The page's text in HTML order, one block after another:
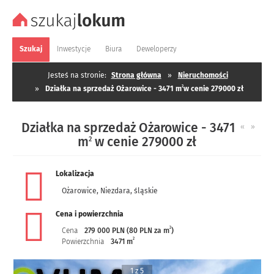
Szukaj Inwestycje Biura Deweloperzy
Jesteś na stronie: Strona główna »
Nieruchomości
»
Działka na sprzedaż Ożarowice - 3471 m2w cenie 279000 zł
« »
Działka na sprzedaż Ożarowice - 3471
m2 w cenie 279000 zł
Lokalizacja
Ożarowice, Niezdara, śląskie
Cena i powierzchnia
Cena
279 000 PLN (80 PLN za m2)
Powierzchnia
3471 m2
1 z 5